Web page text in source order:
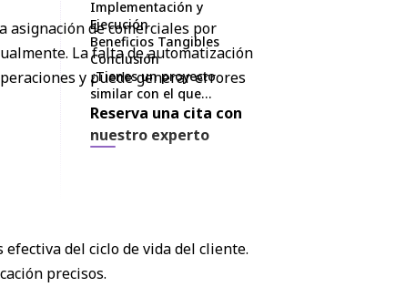
de comerciales por
La falta de automatización
y puede generar errores
del ciclo de vida del cliente.
precisos.
Implementación y
Ejecución
Beneficios Tangibles
Conclusión
¿Tienes un proyecto
similar con el que
necesitas ayuda?
Reserva una cita con
nuestro experto